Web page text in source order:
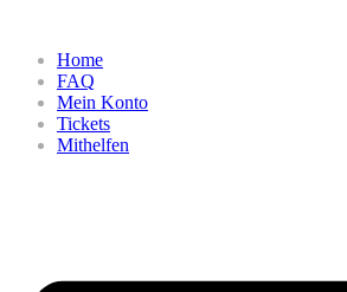
Home
FAQ
Mein Konto
Tickets
Mithelfen